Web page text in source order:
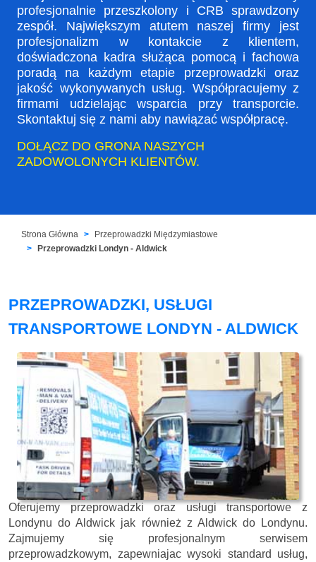
profesjonalnie przeszkolony i CRB sprawdzony
zespół. Największym atutem naszej firmy jest
profesjonalizm w kontakcie z klientem,
doświadczona kadra służąca pomocą i fachowa
poradą na każdym etapie przeprowadzki oraz
jakość wykonywanych usług. Współpracujemy z
firmami udzielając wsparcia przy transporcie.
Skontaktuj się z nami aby nawiązać współpracę.
DOŁĄCZ DO GRONA NASZYCH
ZADOWOLONYCH KLIENTÓW.
Strona Główna
Przeprowadzki Międzymiastowe
Przeprowadzki Londyn - Aldwick
PRZEPROWADZKI, USŁUGI
TRANSPORTOWE LONDYN - ALDWICK
Oferujemy przeprowadzki oraz usługi transportowe z
Londynu do Aldwick jak również z Aldwick do Londynu.
Zajmujemy się profesjonalnym serwisem
przeprowadzkowym, zapewniajac wysoki standard usług,